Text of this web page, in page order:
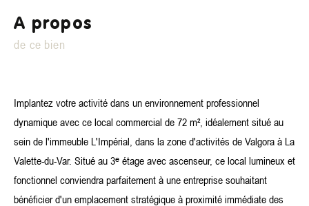
a propos
de ce bien
Implantez votre activité dans un environnement professionnel
dynamique avec ce local commercial de 72 m², idéalement situé au
sein de l'immeuble L'Impérial, dans la zone d'activités de Valgora à La
Valette-du-Var. Situé au 3ᵉ étage avec ascenseur, ce local lumineux et
fonctionnel conviendra parfaitement à une entreprise souhaitant
bénéficier d'un emplacement stratégique à proximité immédiate des